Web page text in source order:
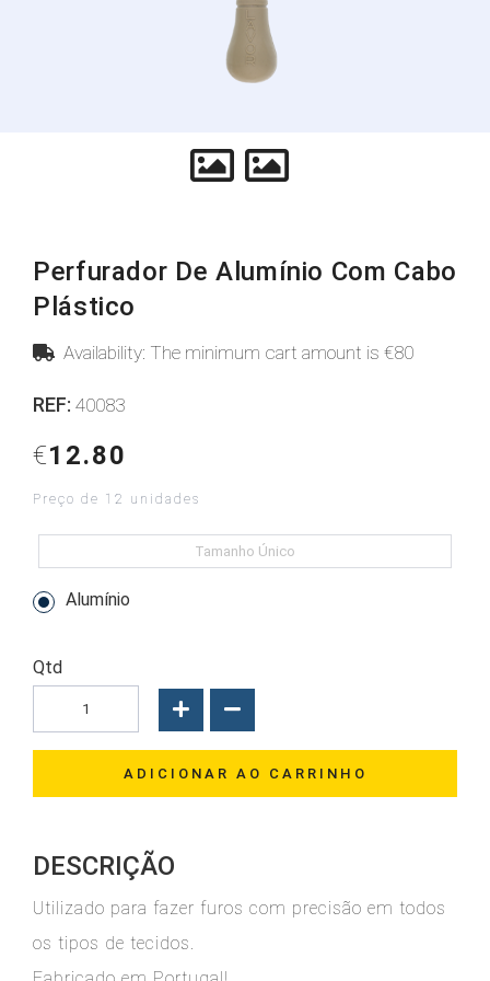
Perfurador De Alumínio Com Cabo
Plástico
Availability: The minimum cart amount is €80
REF: 40083
€12.80
Preço de 12 unidades
Tamanho Único
Alumínio
Qtd
ADICIONAR AO CARRINHO
DESCRIÇÃO
Utilizado para fazer furos com precisão em todos
os tipos de tecidos.